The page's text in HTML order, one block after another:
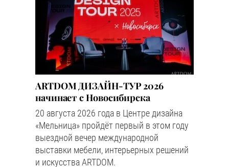
ARTDOM ДИЗАЙН-ТУР 2026
начинает с Новосибирска
20 августа 2026 года в Центре дизайна
«Мельница» пройдёт первый в этом году
выездной вечер международной
выставки мебели, интерьерных решений
и искусства ARTDOM.